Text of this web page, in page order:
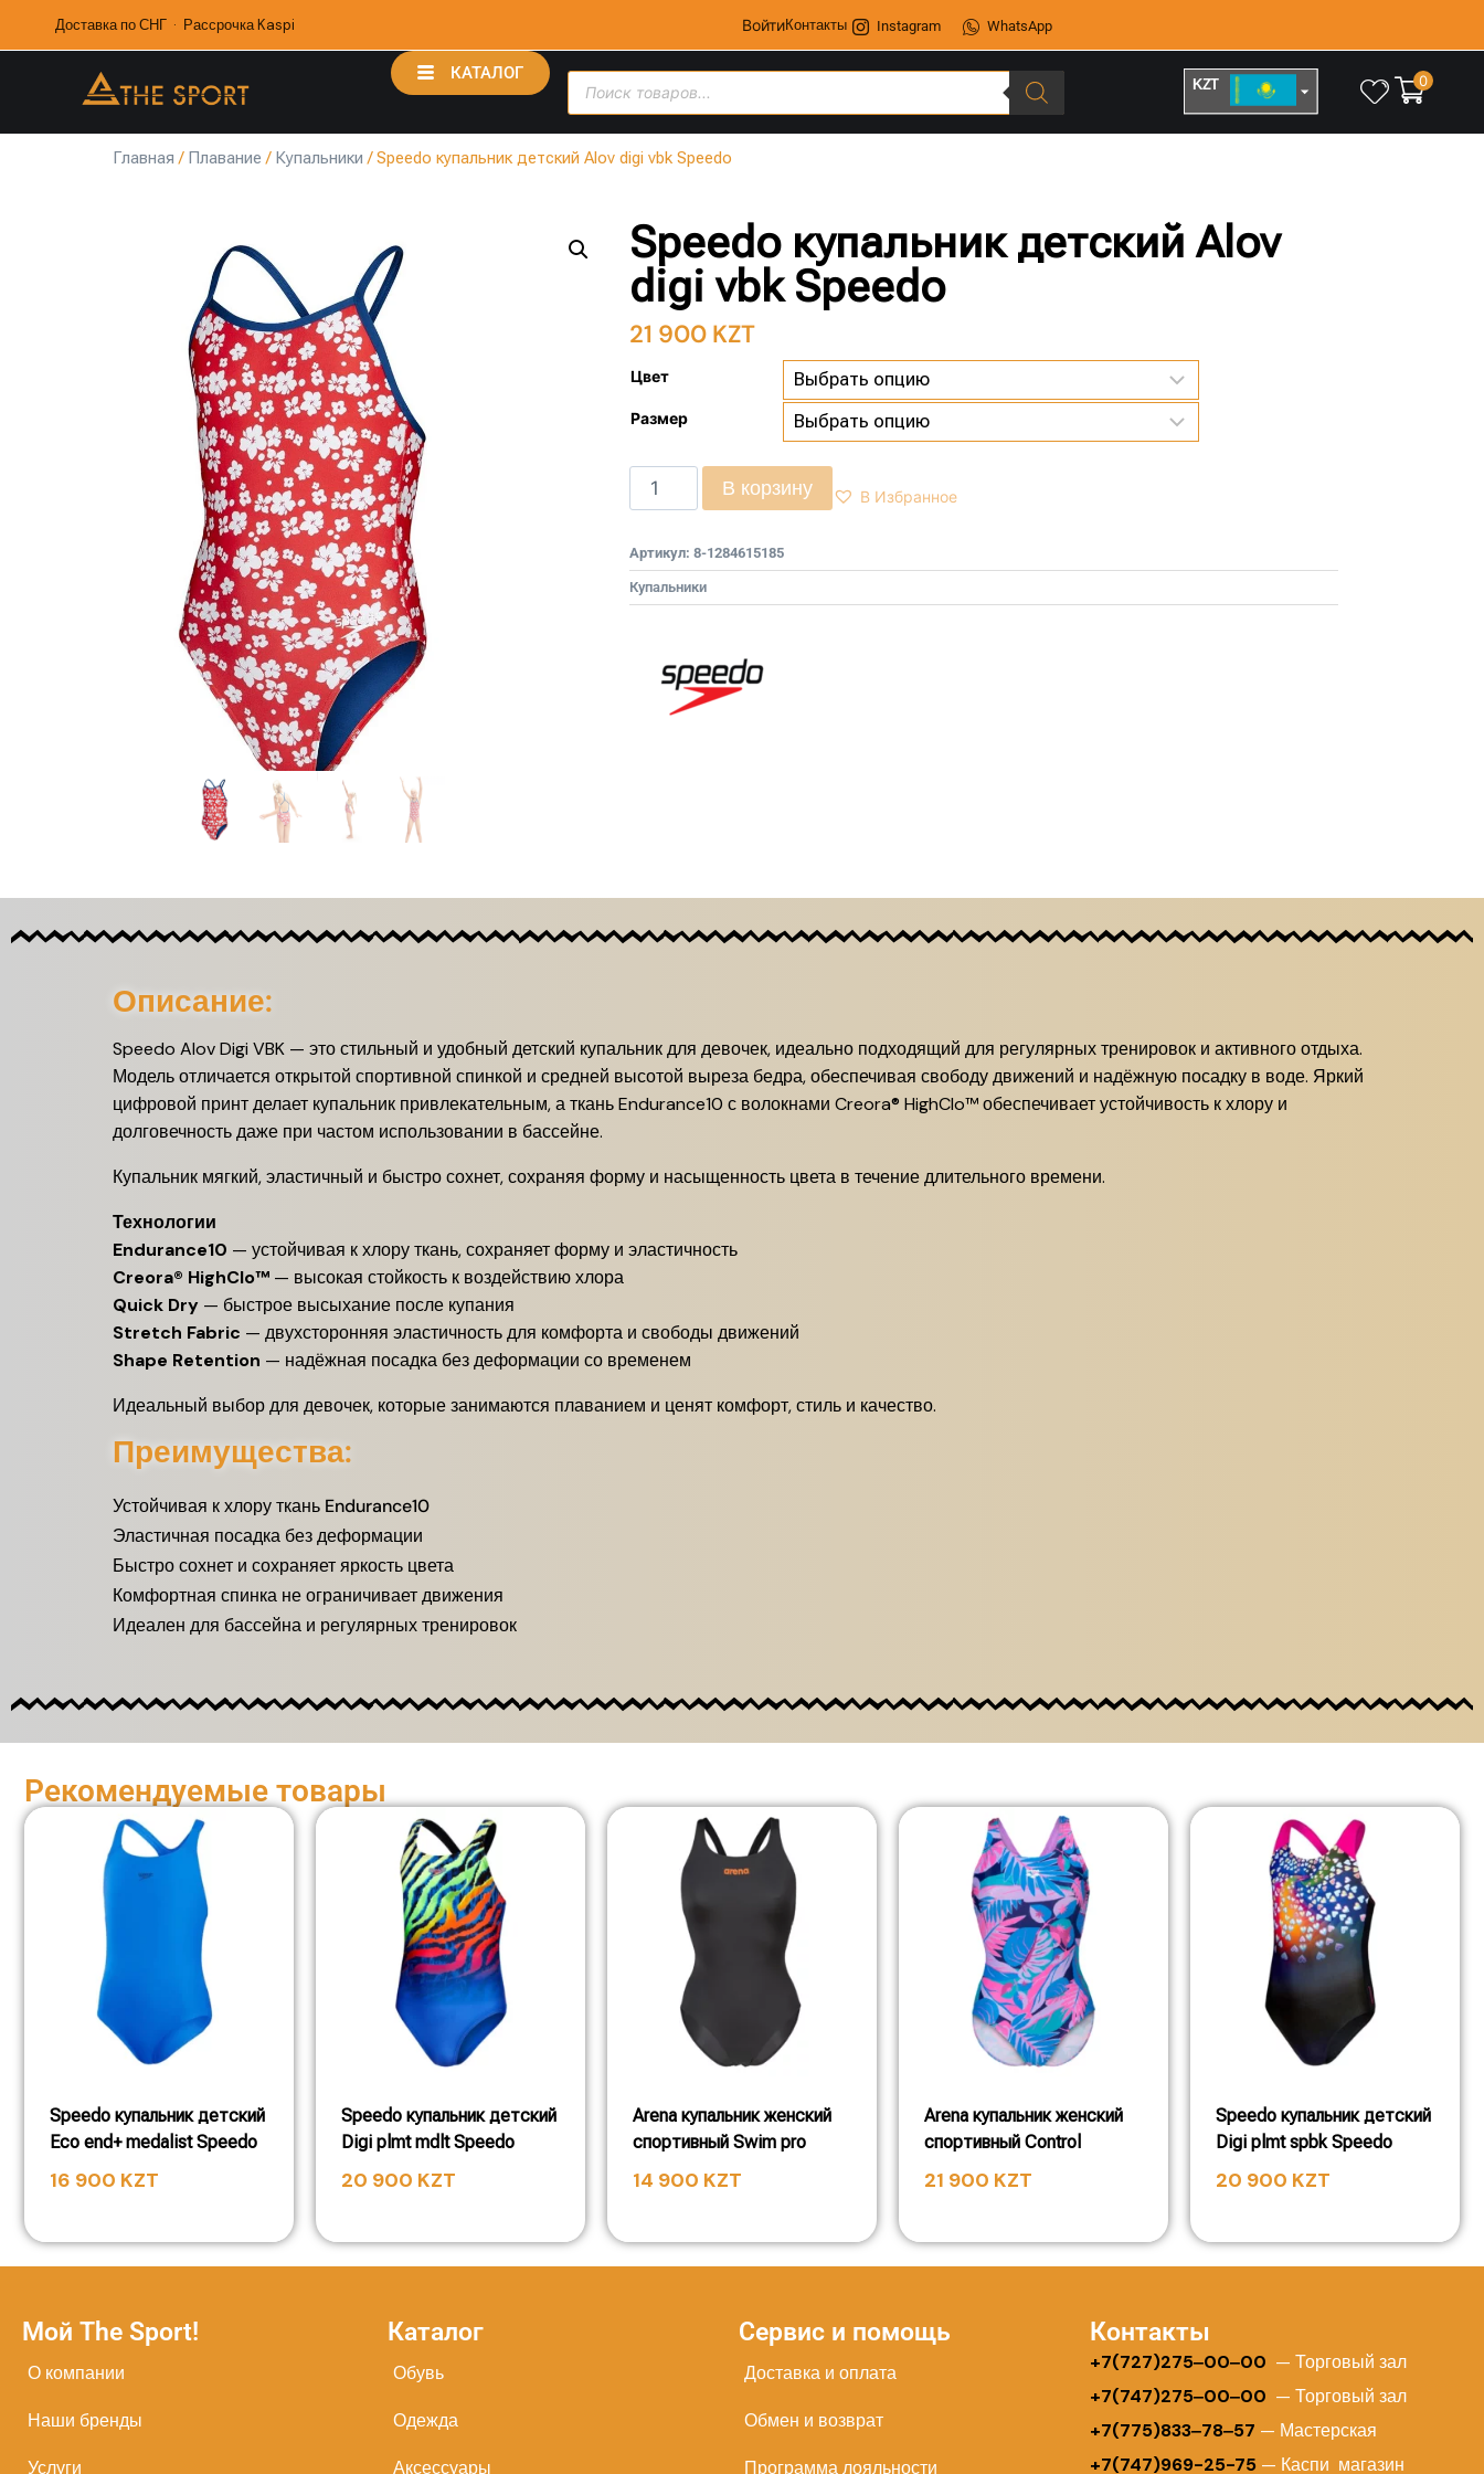
Доставка по СНГ · Рассрочка Kaspi ВойтиКонтакты Instagram WhatsApp
КАТАЛОГ
KZT 0
Главная / Плавание / Купальники / Speedo купальник детский Alov digi vbk Speedo
Speedo купальник детский Alov
digi vbk Speedo
21 900 KZT
Цвет
Размер
В корзину В Избранное
Артикул: 8-1284615185
Купальники
Описание:
Speedo Alov Digi VBK — это стильный и удобный детский купальник для девочек, идеально подходящий для регулярных тренировок и активного отдыха.
Модель отличается открытой спортивной спинкой и средней высотой выреза бедра, обеспечивая свободу движений и надёжную посадку в воде. Яркий
цифровой принт делает купальник привлекательным, а ткань Endurance10 с волокнами Creora® HighClo™ обеспечивает устойчивость к хлору и
долговечность даже при частом использовании в бассейне.
Купальник мягкий, эластичный и быстро сохнет, сохраняя форму и насыщенность цвета в течение длительного времени.
Технологии
Endurance10 — устойчивая к хлору ткань, сохраняет форму и эластичность
Creora® HighClo™ — высокая стойкость к воздействию хлора
Quick Dry — быстрое высыхание после купания
Stretch Fabric — двухсторонняя эластичность для комфорта и свободы движений
Shape Retention — надёжная посадка без деформации со временем
Идеальный выбор для девочек, которые занимаются плаванием и ценят комфорт, стиль и качество.
Преимущества:
Устойчивая к хлору ткань Endurance10
Эластичная посадка без деформации
Быстро сохнет и сохраняет яркость цвета
Комфортная спинка не ограничивает движения
Идеален для бассейна и регулярных тренировок
Рекомендуемые товары
Speedo купальник детский
Eco end+ medalist Speedo
16 900 KZT
Speedo купальник детский
Digi plmt mdlt Speedo
20 900 KZT
Arena купальник женский
спортивный Swim pro
14 900 KZT
Arena купальник женский
спортивный Control
21 900 KZT
Speedo купальник детский
Digi plmt spbk Speedo
20 900 KZT
Мой The Sport!
О компании
Наши бренды
Услуги
Каталог
Обувь
Одежда
Аксессуары
Сервис и помощь
Доставка и оплата
Обмен и возврат
Программа лояльности
Контакты
+7(727)275‒00‒00 — Торговый зал
+7(747)275‒00‒00 — Торговый зал
+7(775)833‒78‒57 — Мастерская
+7(747)969-25-75— Каспи магазин